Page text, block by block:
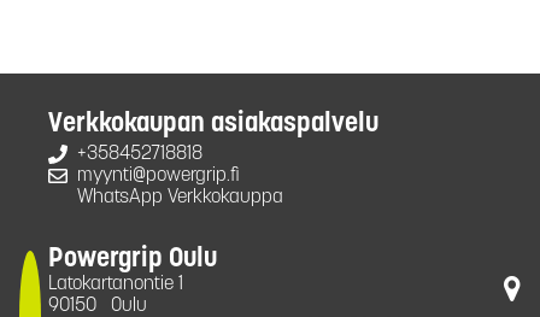
Verkkokaupan asiakaspalvelu
+358452718818
myynti@powergrip.fi
WhatsApp Verkkokauppa
Powergrip Oulu
Latokartanontie 1
90150
Oulu